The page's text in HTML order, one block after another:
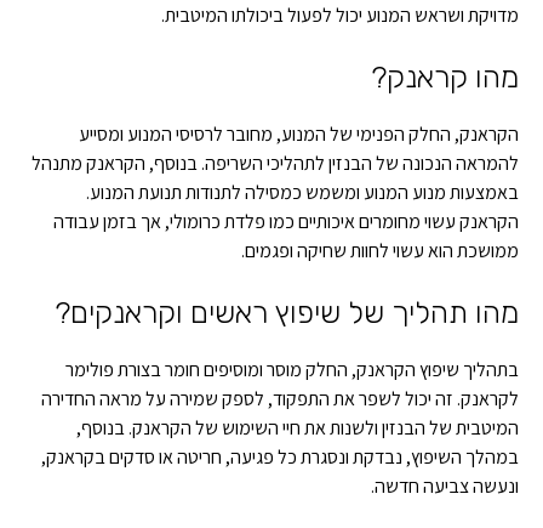
מדויקת ושראש המנוע יכול לפעול ביכולתו המיטבית.
מהו קראנק?
הקראנק, החלק הפנימי של המנוע, מחובר לרסיסי המנוע ומסייע
להמראה הנכונה של הבנזין לתהליכי השריפה. בנוסף, הקראנק מתנהל
באמצעות מנוע המנוע ומשמש כמסילה לתנודות תנועת המנוע.
הקראנק עשוי מחומרים איכותיים כמו פלדת כרומולי, אך בזמן עבודה
ממושכת הוא עשוי לחוות שחיקה ופגמים.
מהו תהליך של שיפוץ ראשים וקראנקים?
בתהליך שיפוץ הקראנק, החלק מוסר ומוסיפים חומר בצורת פולימר
לקראנק. זה יכול לשפר את התפקוד, לספק שמירה על מראה החדירה
המיטבית של הבנזין ולשנות את חיי השימוש של הקראנק. בנוסף,
במהלך השיפוץ, נבדקת ונסגרת כל פגיעה, חריטה או סדקים בקראנק,
ונעשה צביעה חדשה.